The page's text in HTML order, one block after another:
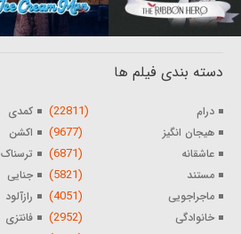
دسته بندی فیلم ها
درام (22811) کمدی
هیجان انگیز (9677) اکشن
عاشقانه (6871) ترسناک
مستند (5821) جنایی
ماجراجویی (4051) رازآلود
خانوادگی (2952) فانتزی